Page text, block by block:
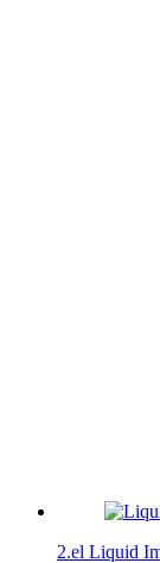
2.el Liquid